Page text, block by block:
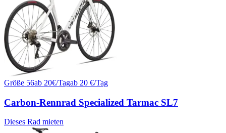
Größe 56ab 20€/Tagab 20 €/Tag
Carbon-Rennrad Specialized Tarmac SL7
Dieses Rad mieten